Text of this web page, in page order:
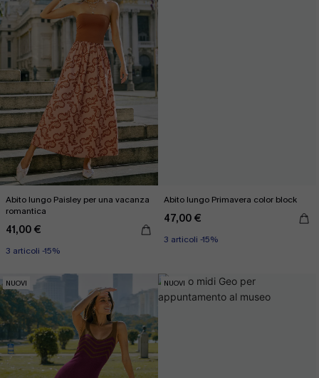
Abito lungo Paisley per una vacanza
romantica
41,00 €
3 articoli -15%
Abito lungo Primavera color block
47,00 €
3 articoli -15%
NUOVI NUOVI